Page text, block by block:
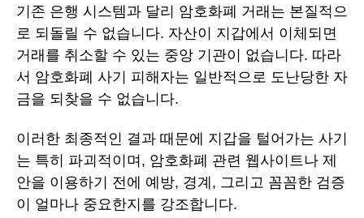
기존 은행 시스템과 달리 암호화폐 거래는 본질적으
로 되돌릴 수 없습니다. 자산이 지갑에서 이체되면
거래를 취소할 수 있는 중앙 기관이 없습니다. 따라
서 암호화폐 사기 피해자는 일반적으로 도난당한 자
금을 되찾을 수 없습니다.
이러한 최종적인 결과 때문에 지갑을 털어가는 사기
는 특히 파괴적이며, 암호화폐 관련 웹사이트나 제
안을 이용하기 전에 예방, 경계, 그리고 꼼꼼한 검증
이 얼마나 중요한지를 강조합니다.